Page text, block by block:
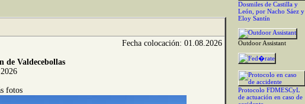
Fecha colocación: 01.08.2026
de Valdecebollas
fotos
Dosmiles de Castilla y
León, por Nacho Sáez y
Eloy Santín
Outdoor Assistant
Protocolo FDMESCyL
de actuación en caso de